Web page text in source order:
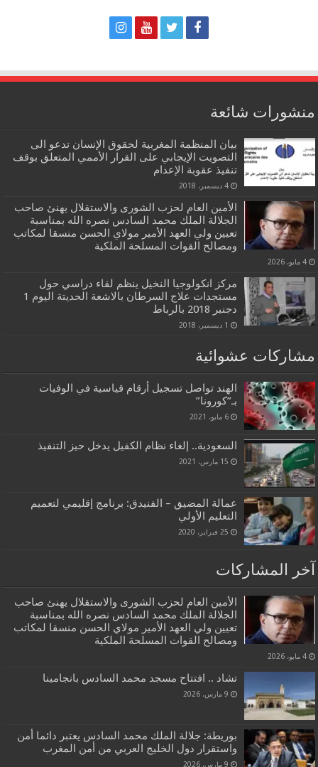
منشورات شائعة
بيان المنظمة المغربية لحقوق الإنسان تدعو الى
التصويت الإيجابي على القرار الأممي المتعلق بوقف
تنفيذ عقوبة الإعدام
4 ديسمبر، 2018
الأمين العام لحزب الشورى والاستقلال يهنئ صاحب
الجلالة الملك محمد السادس نصره الله بمناسبة
تعيين ولي العهد الأمير مولاي الحسن منسقا لمكاتب
ومصالح القوات المسلحة الملكية
4 مايو، 2026
مركز انكولوجيا النخيل ينظم لقاء دراسي حول
مستجدات علاج السرطان بالاشعة الحديتة اليوم 1
دجنبر 2018 بالرباط
1 ديسمبر، 2018
مشاركات عشوائية
الهند تواصل تسجيل أرقام قياسية في الوفيات
بـ”كورونا”
6 مايو، 2021
السعودية.. إلغاء نظام الكفيل يدخل حيز التنفيذ
15 مارس، 2021
عمالة المضيق – الفنيدق: برنامج إقليمي لتعميم
التعليم الأولي
25 فبراير، 2020
آخر المشاركات
الأمين العام لحزب الشورى والاستقلال يهنئ صاحب
الجلالة الملك محمد السادس نصره الله بمناسبة
تعيين ولي العهد الأمير مولاي الحسن منسقا لمكاتب
ومصالح القوات المسلحة الملكية
4 مايو، 2026
تشاد .. افتتاح مسجد محمد السادس بانجامينا
9 مارس، 2026
بوريطة: جلالة الملك محمد السادس يعتبر دائما أمن
واستقرار دول الخليج العربي من أمن المغرب
9 مارس، 2026